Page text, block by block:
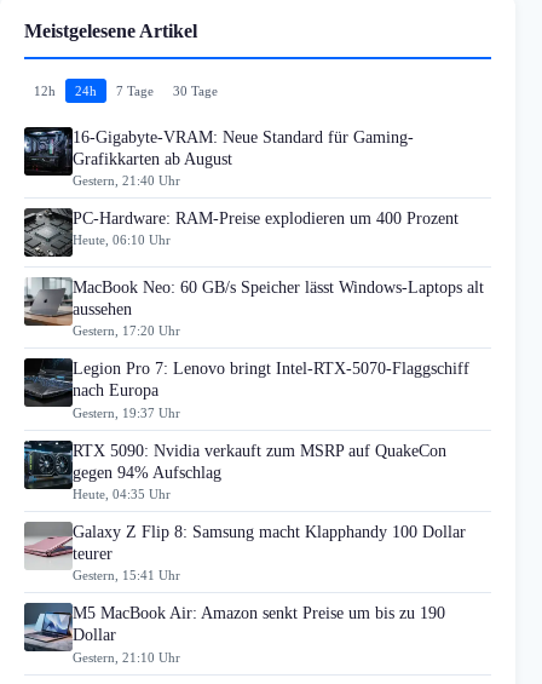
Meistgelesene Artikel
12h 24h 7 Tage 30 Tage
16-Gigabyte-VRAM: Neue Standard für Gaming-
Grafikkarten ab August
Gestern, 21:40 Uhr
PC-Hardware: RAM-Preise explodieren um 400 Prozent
Heute, 06:10 Uhr
MacBook Neo: 60 GB/s Speicher lässt Windows-Laptops alt
aussehen
Gestern, 17:20 Uhr
Legion Pro 7: Lenovo bringt Intel-RTX-5070-Flaggschiff
nach Europa
Gestern, 19:37 Uhr
RTX 5090: Nvidia verkauft zum MSRP auf QuakeCon
gegen 94% Aufschlag
Heute, 04:35 Uhr
Galaxy Z Flip 8: Samsung macht Klapphandy 100 Dollar
teurer
Gestern, 15:41 Uhr
M5 MacBook Air: Amazon senkt Preise um bis zu 190
Dollar
Gestern, 21:10 Uhr